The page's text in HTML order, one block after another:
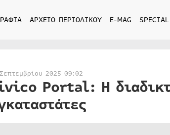
ΑΡΧΕΙΟ ΠΕΡΙΟΔΙΚΟΥ E-MAG
2025 09:02
Portal: Η